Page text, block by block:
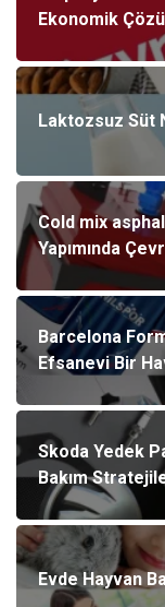
Ekonomik
Laktozsuz Süt
Cold mix
Yapımında
Barcelona
Efsanevi Bir
Skoda Yedek
Bakım
Evde Hayvan